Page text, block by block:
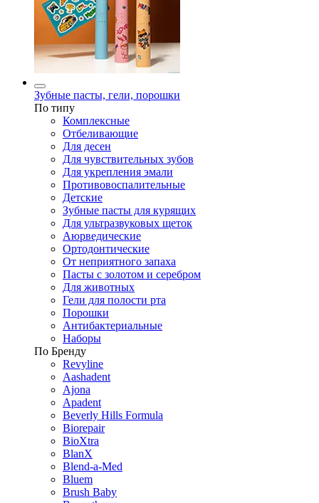
Зубные пасты, гели, порошки
По типу
Комплексные
Отбеливающие
Для десен
Для чувствительных зубов
Для укрепления эмали
Противовоспалительные
Детские
Зубные пасты для курящих
Для ультразвуковых щеток
Аюрведические
Ортодонтические
От неприятного запаха
Пасты с золотом и серебром
Для животных
Гели для полости рта
Порошки
Антибактериальные
Наборы
По Бренду
Revyline
Aashadent
Ajona
Apadent
Beverly Hills Formula
Biorepair
BioXtra
BlanX
Blend-a-Med
Bluem
Brush Baby